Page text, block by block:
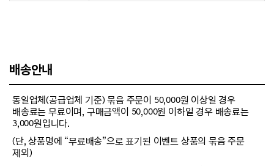
배송안내
동일업체(공급업체 기준) 묶음 주문이 50,000원 이상일 경우
배송료는 무료이며, 구매금액이 50,000원 이하일 경우 배송료는
3,000원입니다.
(단, 상품명에 “무료배송”으로 표기된 이벤트 상품의 묶음 주문
제외)